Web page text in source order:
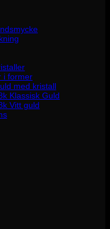
i former
med kristall
Klassisk Guld
Vitt guld